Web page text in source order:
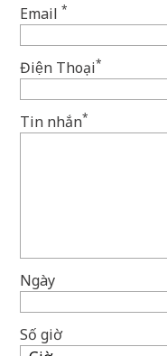
Email*
Điện Thoại*
Tin nhắn*
Ngày
Số giờ